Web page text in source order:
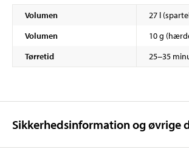
Volumen
27 l
Volumen
10 g
Tørretid
25−35
Sikkerhedsinformation og øvrige